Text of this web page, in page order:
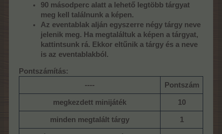
90 másodperc alatt a lehető legtöbb tárgyat
meg kell találnunk a képen.
Az eventablak alján egyszerre négy tárgy neve
jelenik meg. Ha megtaláltuk a képen a tárgyat,
kattintsunk rá. Ekkor eltűnik a tárgy és a neve
is az eventablakból.
Pontszámítás:
----​
Pontszám
megkezdett minijáték 10
minden megtalált tárgy 1